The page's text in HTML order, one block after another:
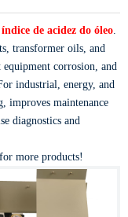
de acidez do óleo.
transformer oils, and
corrosion, and
industrial, energy, and
improves maintenance
diagnostics and
more products!